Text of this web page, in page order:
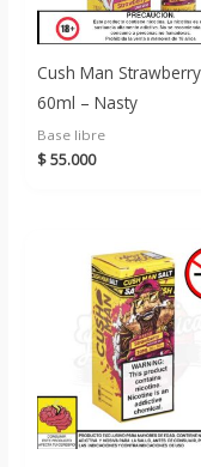
Cush Man Strawberry
60ml – Nasty
Base libre
$55.000